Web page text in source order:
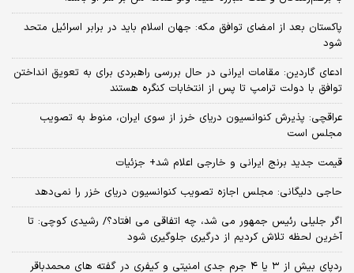
پاکستان بعد از امضای توافق مکه: جهان اسلام باید در برابر اسرائیل متحد
شود
ادعای گاردین: مقامات ایرانی در حال بررسی راهبردی برای به تعویق انداختن
توافق با دولت ترامپ تا پس از انتخابات کنگره هستند
عراقچی: پذیرش کنوانسیون دریای خرز از سوی ایران، منوط به تصویب
مجلس است
قیمت جدید برنج ایرانی و خارجی اعلام شد+ جزئیات
حاجی دلیگانی: مجلس اجازه تصویب کنوانسیون دریای خزر را نمی‌دهد
اگر جلیلی رئیس جمهور می شد، چه اتفاقی می افتاد؟/ رشیدی کوچی: تا
آخرین لحظه تلاش کردیم از درگیری جلوگیری شود
ردپای بیش از ۳ یا ۴ جرم جدی امنیتی و کیفری در گفته های محمدباقر